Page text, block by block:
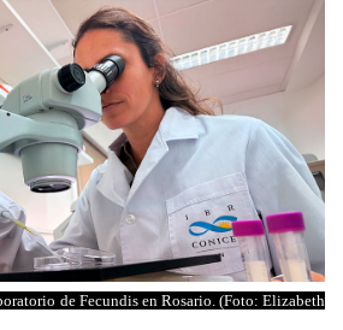
de Fecundis en Rosario. (Foto: Elizabeth